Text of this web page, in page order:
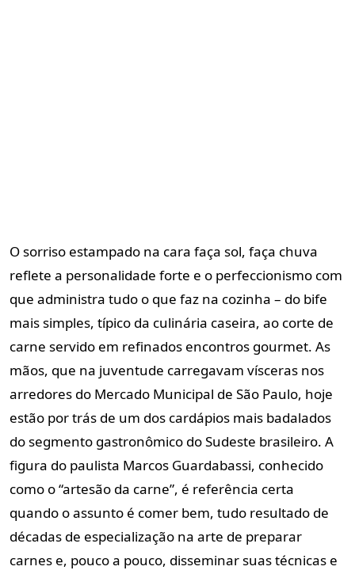
O sorriso estampado na cara faça sol, faça chuva
reflete a personalidade forte e o perfeccionismo com
que administra tudo o que faz na cozinha – do bife
mais simples, típico da culinária caseira, ao corte de
carne servido em refinados encontros gourmet. As
mãos, que na juventude carregavam vísceras nos
arredores do Mercado Municipal de São Paulo, hoje
estão por trás de um dos cardápios mais badalados
do segmento gastronômico do Sudeste brasileiro. A
figura do paulista Marcos Guardabassi, conhecido
como o “artesão da carne”, é referência certa
quando o assunto é comer bem, tudo resultado de
décadas de especialização na arte de preparar
carnes e, pouco a pouco, disseminar suas técnicas e